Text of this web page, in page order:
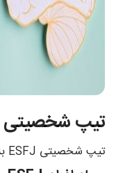
تیپ شخصیتی ESFJ
تیپ شخصیتی ESFJ به شرح زیر می باشد: